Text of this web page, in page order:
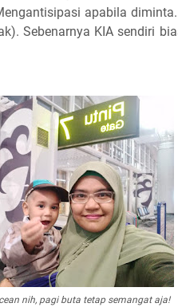
apabila
Sebenarnya KIA sendiri
nih, pagi buta tetap semangat aja!